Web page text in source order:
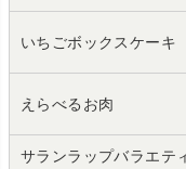
いちごボックスケーキ
えらべるお肉
サランラップバラエテ